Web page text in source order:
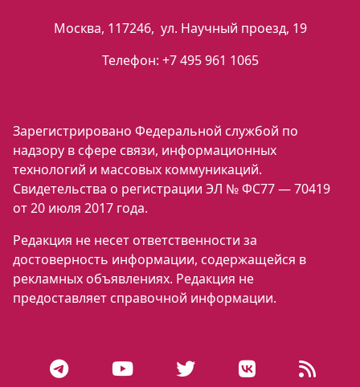
Москва, 117246, ул. Научный проезд, 19
Телефон: +7 495 961 1065
Зарегистрировано Федеральной службой по
надзору в сфере связи, информационных
технологий и массовых коммуникаций.
Свидетельства о регистрации ЭЛ № ФС77 — 70419
от 20 июля 2017 года.
Редакция не несет ответственности за
достоверность информации, содержащейся в
рекламных объявлениях. Редакция не
предоставляет справочной информации.